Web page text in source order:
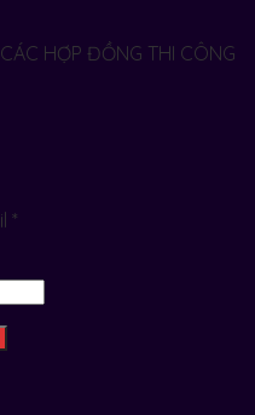
HỢP ĐỒNG THI CÔNG
*